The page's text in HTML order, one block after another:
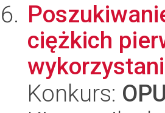
ciężkich
Konkurs: